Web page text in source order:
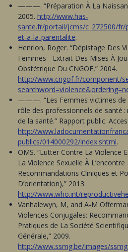
———. “Préparation À La
2005. http://www.has-
sante.fr/portail/jcms/c_272500/fr/
et-a-la-parentalite.
Henrion, Roger. “Dépistage Des
Femmes - Extrait Des Mises À
Obstétrique Du CNGOF,” 2004.
http://www.cngof.fr/component/
———. “Les Femmes victimes de
rôle des professionnels de santé
de la santé.” Rapport public.
http://
publics/014000292/index.shtml.
OMS. “Lutter Contre La Violence
La Violence Sexuelle À
Recommandations Cliniques et
D’orientation),” 2013.
http://www.who.int/
Vanhalewyn, M, and A-M
Violences Conjugales:
Pratiques de La Société
Générale,” 2009.
http://www.ssmg.be/images/